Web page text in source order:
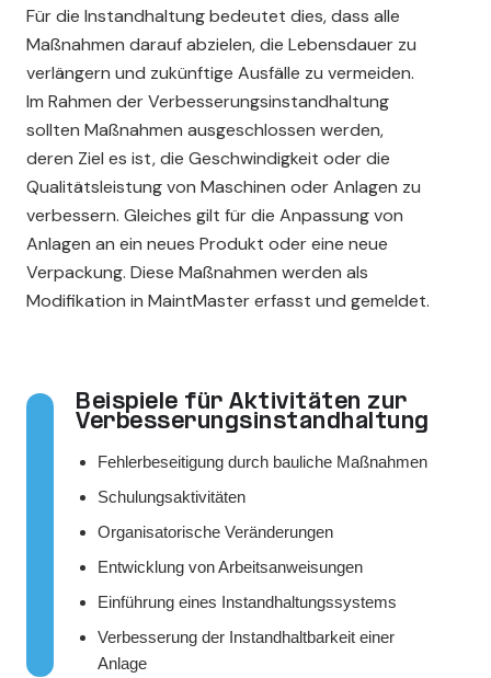
Für die Instandhaltung bedeutet dies, dass alle
Maßnahmen darauf abzielen, die Lebensdauer zu
verlängern und zukünftige Ausfälle zu vermeiden.
Im Rahmen der Verbesserungsinstandhaltung
sollten Maßnahmen ausgeschlossen werden,
deren Ziel es ist, die Geschwindigkeit oder die
Qualitätsleistung von Maschinen oder Anlagen zu
verbessern. Gleiches gilt für die Anpassung von
Anlagen an ein neues Produkt oder eine neue
Verpackung. Diese Maßnahmen werden als
Modifikation in MaintMaster erfasst und gemeldet.
Beispiele für Aktivitäten zur
Verbesserungsinstandhaltung
Fehlerbeseitigung durch bauliche Maßnahmen
Schulungsaktivitäten
Organisatorische Veränderungen
Entwicklung von Arbeitsanweisungen
Einführung eines Instandhaltungssystems
Verbesserung der Instandhaltbarkeit einer
Anlage